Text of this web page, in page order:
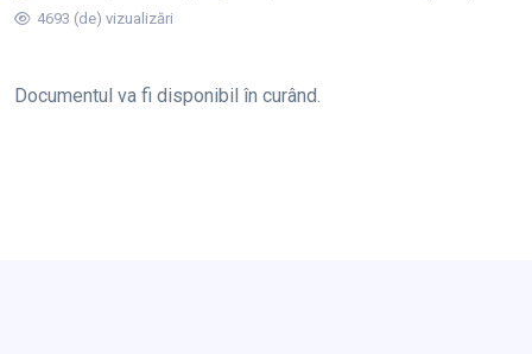
4693 (de) vizualizări
Documentul va fi disponibil în curând.